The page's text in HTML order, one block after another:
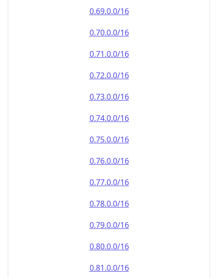
0.69.0.0/16
0.70.0.0/16
0.71.0.0/16
0.72.0.0/16
0.73.0.0/16
0.74.0.0/16
0.75.0.0/16
0.76.0.0/16
0.77.0.0/16
0.78.0.0/16
0.79.0.0/16
0.80.0.0/16
0.81.0.0/16